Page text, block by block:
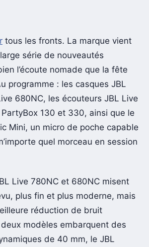
tous les fronts. La marque vient
série de nouveautés
l’écoute nomade que la fête
programme : les casques JBL
680NC, les écouteurs JBL Live
130 et 330, ainsi que le
Mini, un micro de poche capable
quel morceau en session
Live 780NC et 680NC misent
plus fin et plus moderne, mais
réduction de bruit
modèles embarquent des
de 40 mm, le JBL